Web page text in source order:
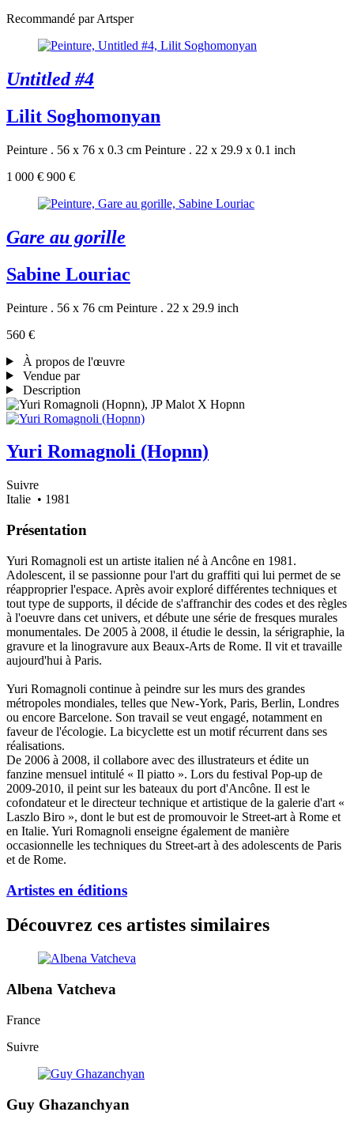
Recommandé par Artsper
Untitled #4
Lilit Soghomonyan
Peinture . 56 x 76 x 0.3 cm Peinture . 22 x 29.9 x 0.1 inch
1 000 € 900 €
Gare au gorille
Sabine Louriac
Peinture . 56 x 76 cm Peinture . 22 x 29.9 inch
560 €
À propos de l'œuvre
Vendue par
Description
Yuri Romagnoli (Hopnn)
Suivre
Italie • 1981
Présentation
Yuri Romagnoli est un artiste italien né à Ancône en 1981.
Adolescent, il se passionne pour l'art du graffiti qui lui permet de se
réapproprier l'espace. Après avoir exploré différentes techniques et
tout type de supports, il décide de s'affranchir des codes et des règles
à l'oeuvre dans cet univers, et débute une série de fresques murales
monumentales. De 2005 à 2008, il étudie le dessin, la sérigraphie, la
gravure et la linogravure aux Beaux-Arts de Rome. Il vit et travaille
aujourd'hui à Paris.
Yuri Romagnoli continue à peindre sur les murs des grandes
métropoles mondiales, telles que New-York, Paris, Berlin, Londres
ou encore Barcelone. Son travail se veut engagé, notamment en
faveur de l'écologie. La bicyclette est un motif récurrent dans ses
réalisations.
De 2006 à 2008, il collabore avec des illustrateurs et édite un
fanzine mensuel intitulé « Il piatto ». Lors du festival Pop-up de
2009-2010, il peint sur les bateaux du port d'Ancône. Il est le
cofondateur et le directeur technique et artistique de la galerie d'art «
Laszlo Biro », dont le but est de promouvoir le Street-art à Rome et
en Italie. Yuri Romagnoli enseigne également de manière
occasionnelle les techniques du Street-art à des adolescents de Paris
et de Rome.
Artistes en éditions
Découvrez ces artistes similaires
Albena Vatcheva
France
Suivre
Guy Ghazanchyan